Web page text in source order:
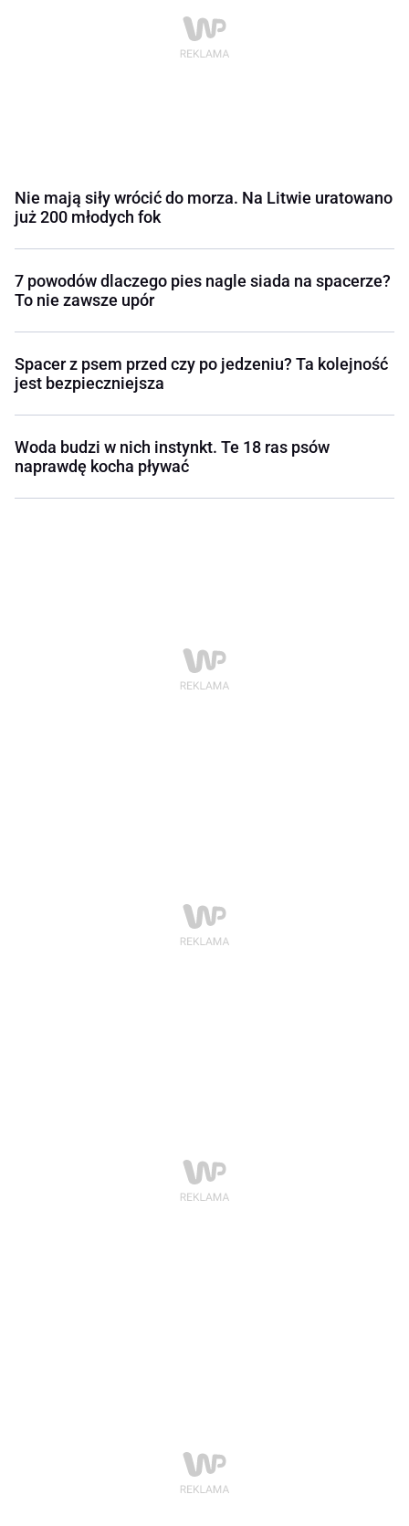
Nie mają siły wrócić do morza. Na Litwie uratowano
już 200 młodych fok
7 powodów dlaczego pies nagle siada na spacerze?
To nie zawsze upór
Spacer z psem przed czy po jedzeniu? Ta kolejność
jest bezpieczniejsza
Woda budzi w nich instynkt. Te 18 ras psów
naprawdę kocha pływać